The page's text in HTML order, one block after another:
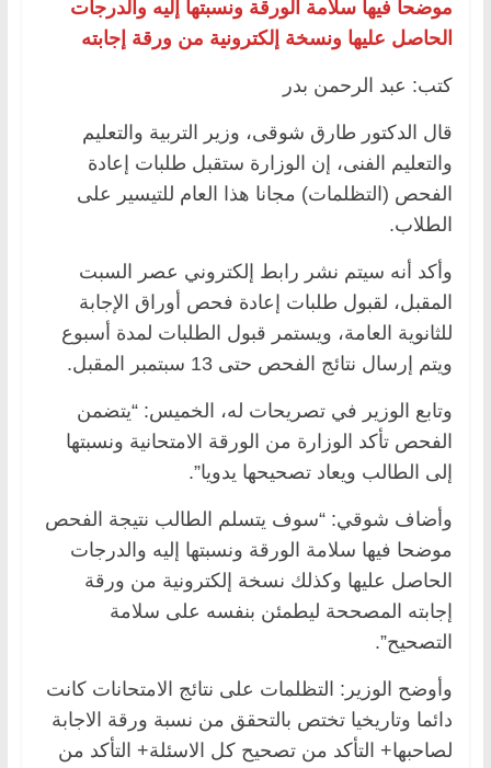
موضحا فيها سلامة الورقة ونسبتها إليه والدرجات
الحاصل عليها ونسخة إلكترونية من ورقة إجابته
كتب: عبد الرحمن بدر
قال الدكتور طارق شوقى، وزير التربية والتعليم
والتعليم الفنى، إن الوزارة ستقبل طلبات إعادة
الفحص (التظلمات) مجانا هذا العام للتيسير على
الطلاب.
وأكد أنه سيتم نشر رابط إلكتروني عصر السبت
المقبل، لقبول طلبات إعادة فحص أوراق الإجابة
للثانوية العامة، ويستمر قبول الطلبات لمدة أسبوع
ويتم إرسال نتائج الفحص حتى 13 سبتمبر المقبل.
وتابع الوزير في تصريحات له، الخميس: “يتضمن
الفحص تأكد الوزارة من الورقة الامتحانية ونسبتها
إلى الطالب ويعاد تصحيحها يدويا”.
وأضاف شوقي: “سوف يتسلم الطالب نتيجة الفحص
موضحا فيها سلامة الورقة ونسبتها إليه والدرجات
الحاصل عليها وكذلك نسخة إلكترونية من ورقة
إجابته المصححة ليطمئن بنفسه على سلامة
التصحيح”.
وأوضح الوزير: التظلمات على نتائج الامتحانات كانت
دائما وتاريخيا تختص بالتحقق من نسبة ورقة الاجابة
لصاحبها+ التأكد من تصحيح كل الاسئلة+ التأكد من